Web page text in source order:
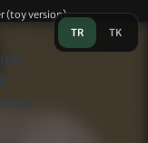
TR TK
(toy version)